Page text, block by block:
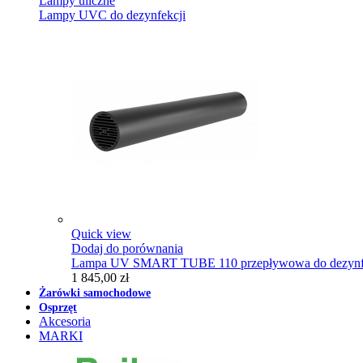
Lampy UVC do dezynfekcji
Quick view
Dodaj do porównania
Lampa UV SMART TUBE 110 przepływowa do
1 845,00 zł
Żarówki samochodowe
Osprzęt
Akcesoria
MARKI